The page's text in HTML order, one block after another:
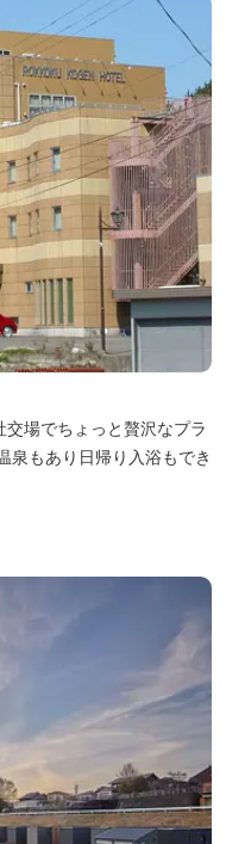
場でちょっと贅沢なプラ
泉もあり日帰り入浴もでき